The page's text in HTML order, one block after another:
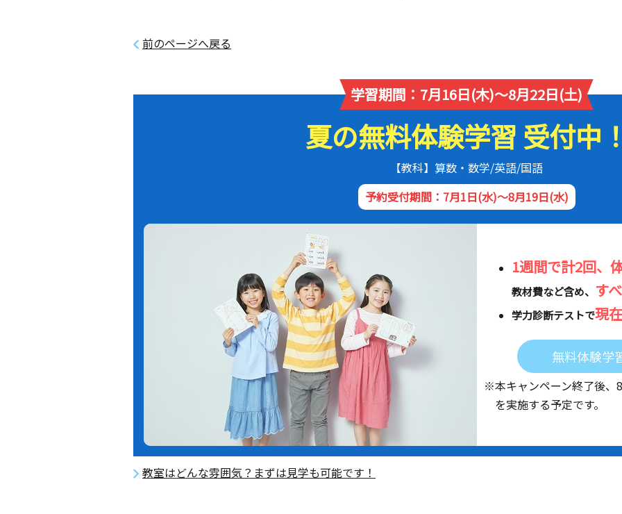
前のページへ戻る
学習期間：7月16日(木)～8月22日(土)
夏の無料体験学習 受付中！
【教科】算数・数学/英語/国語
予約受付期間：7月1日(水)～8月19日(水)
1週間で計2回、
教材費など含め、 す
学力診断テストで現
無料体験学
※本キャンペーン終了後、
を実施する予定です。
教室はどんな雰囲気？まずは見学も可能です！